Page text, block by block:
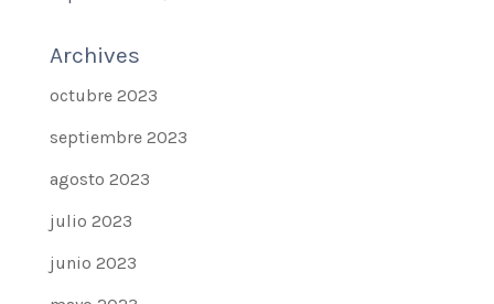
Archives
octubre 2023
septiembre 2023
agosto 2023
julio 2023
junio 2023